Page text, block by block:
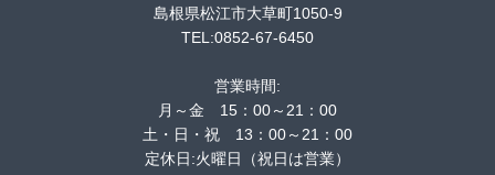
島根県松江市大草町1050-9
TEL:0852-67-6450
営業時間:
月～金 15：00～21：00
土・日・祝 13：00～21：00
定休日:火曜日（祝日は営業）